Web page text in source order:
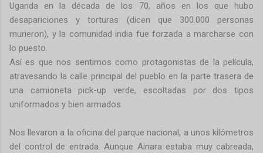
Uganda en la década de los 70, años en los que hubo
desapariciones y torturas (dicen que 300.000 personas
murieron), y la comunidad india fue forzada a marcharse con
lo puesto.
Así es que nos sentimos como protagonistas de la película,
atravesando la calle principal del pueblo en la parte trasera de
una camioneta pick-up verde, escoltadas por dos tipos
uniformados y bien armados.
Nos llevaron a la oficina del parque nacional, a unos kilómetros
del control de entrada. Aunque Ainara estaba muy cabreada,